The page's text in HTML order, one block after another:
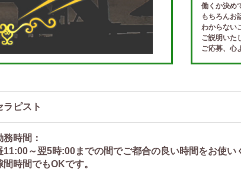
働くか決め
もちろんお
わからない
ご説明いた
ご応募、心
ラピスト
務時間：
11:00～翌5時:00までの間でご都合の良い時間をお使い
間時間でもOKです。